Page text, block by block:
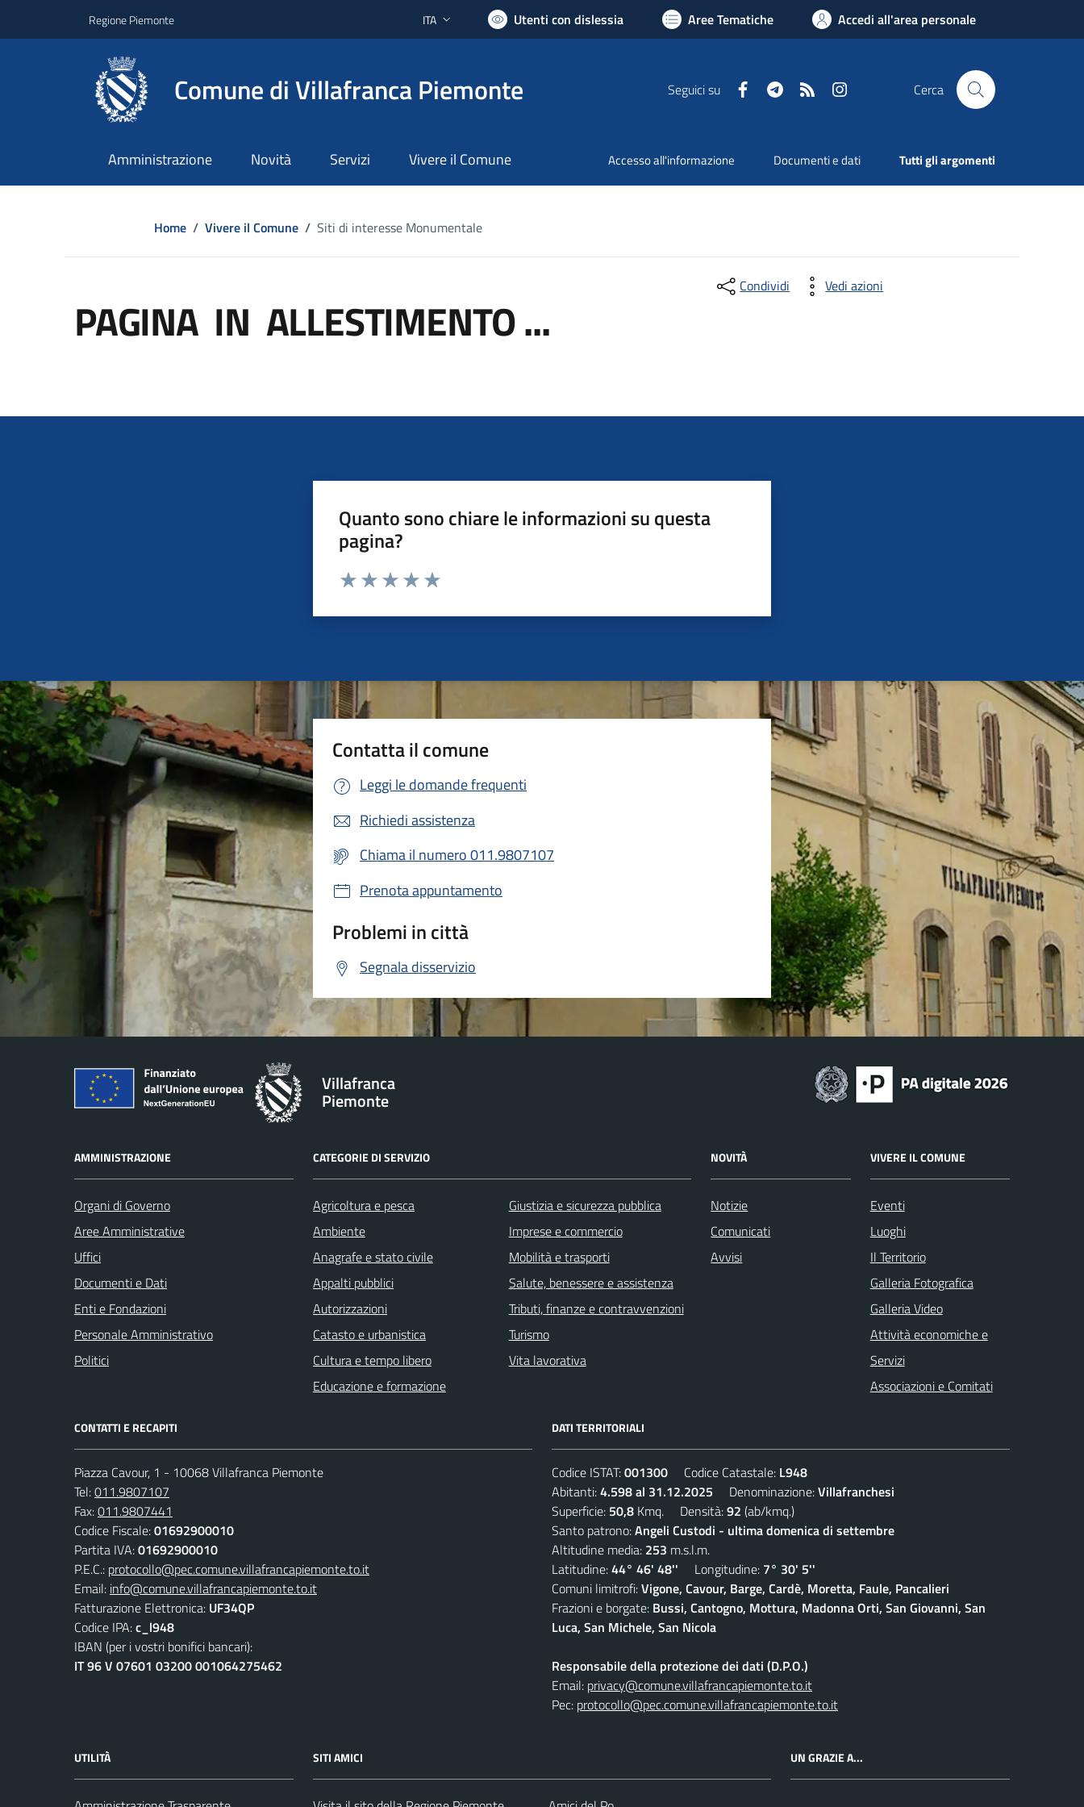
Regione Piemonte Lingua attiva:
ITA Utenti con dislessia Aree Tematiche Accedi all'area personale
Comune di Villafranca Piemonte Seguici su FacebookTelegramRSS Cerca
Amministrazione Novità Servizi Vivere il Comune Accesso all'informazione Documenti e dati Tutti gli argomenti
Home / Vivere il Comune / Siti di interesse Monumentale
PAGINA IN ALLESTIMENTO ...
Condividi Vedi azioni
Quanto sono chiare le informazioni su questa
pagina?
Valuta da 1 a 5 stelle la pagina
Contatta il comune
Leggi le domande frequenti
Richiedi assistenza
Chiama il numero 011.9807107
Prenota appuntamento
Problemi in città
Segnala disservizio
Villafranca
Piemonte
AMMINISTRAZIONE
Organi di Governo
Aree Amministrative
Uffici
Documenti e Dati
Enti e Fondazioni
Personale Amministrativo
Politici
CATEGORIE DI SERVIZIO
Agricoltura e pesca
Ambiente
Anagrafe e stato civile
Appalti pubblici
Autorizzazioni
Catasto e urbanistica
Cultura e tempo libero
Educazione e formazione
Giustizia e sicurezza pubblica
Imprese e commercio
Mobilità e trasporti
Salute, benessere e assistenza
Tributi, finanze e contravvenzioni
Turismo
Vita lavorativa
NOVITÀ
Notizie
Comunicati
Avvisi
VIVERE IL COMUNE
Eventi
Luoghi
Il Territorio
Galleria Fotografica
Galleria Video
Attività economiche e
Servizi
Associazioni e Comitati
CONTATTI E RECAPITI
Piazza Cavour, 1 - 10068 Villafranca Piemonte
Tel:011.9807107
Fax:011.9807441
Codice Fiscale:01692900010
Partita IVA:01692900010
P.E.C.: protocollo@pec.comune.villafrancapiemonte.to.it
Email: info@comune.villafrancapiemonte.to.it
Fatturazione Elettronica: UF34QP
Codice IPA:c_l948
IBAN (per i vostri bonifici bancari):
IT 96 V 07601 03200 001064275462
DATI TERRITORIALI
Codice ISTAT:001300 Codice Catastale: L948
Abitanti:4.598 al 31.12.2025 Denominazione:Villafranchesi
Superficie: 50,8 Kmq. Densità:92 (ab/kmq.)
Santo patrono:Angeli Custodi - ultima domenica di settembre
Altitudine media: 253 m.s.l.m.
Latitudine:44° 46' 48'' Longitudine: 7° 30' 5''
Comuni limitrofi:Vigone, Cavour, Barge, Cardè, Moretta, Faule, Pancalieri
Frazioni e borgate: Bussi, Cantogno, Mottura, Madonna Orti, San Giovanni, San
Luca, San Michele, San Nicola
Responsabile della protezione dei dati (D.P.O.)
Email: privacy@comune.villafrancapiemonte.to.it
Pec: protocollo@pec.comune.villafrancapiemonte.to.it
UTILITÀ SITI AMICI UN GRAZIE A...